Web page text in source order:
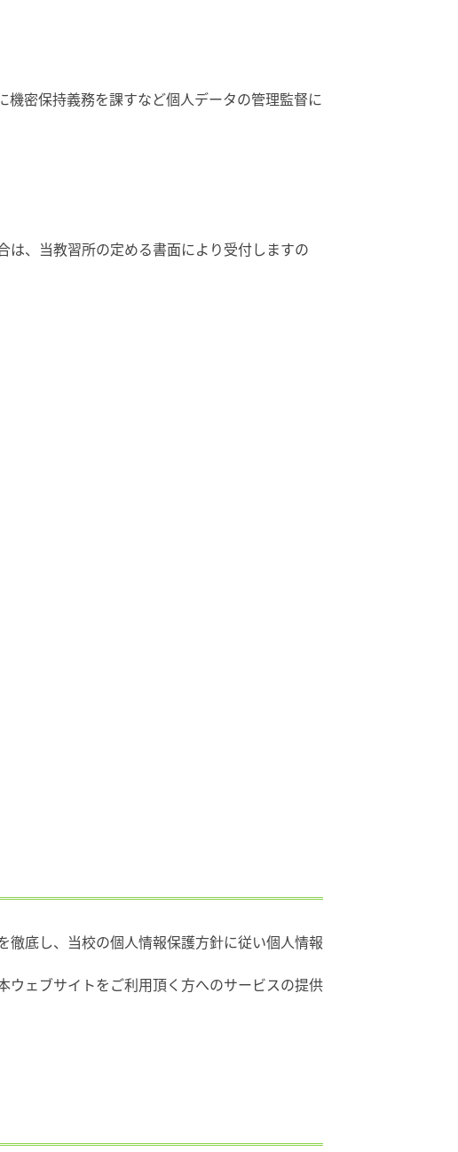
密保持義務を課すなど個人データの管理監督に
、当教習所の定める書面により受付しますの
徹底し、当校の個人情報保護方針に従い個人情報
ェブサイトをご利用頂く方へのサービスの提供